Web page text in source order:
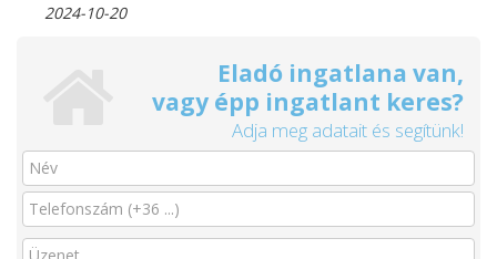
2024-10-20
Eladó ingatlana van,
vagy épp ingatlant keres?
Adja meg adatait és segítünk!